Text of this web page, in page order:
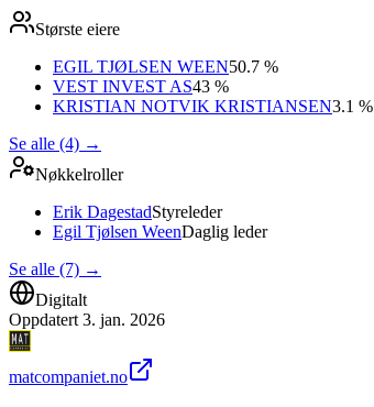
Største eiere
EGIL TJØLSEN WEEN50.7 %
VEST INVEST AS43 %
KRISTIAN NOTVIK KRISTIANSEN3.1 %
Se alle (4) →
Nøkkelroller
Erik DagestadStyreleder
Egil Tjølsen WeenDaglig leder
Se alle (7) →
Digitalt
Oppdatert 3. jan. 2026
matcompaniet.no